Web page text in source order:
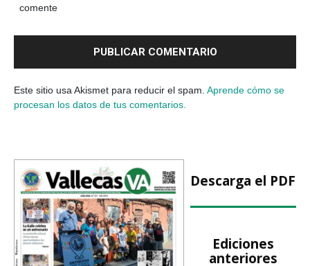
comente
Este sitio usa Akismet para reducir el spam. Aprende cómo se
procesan los datos de tus comentarios.
Descarga el PDF
Ediciones
anteriores